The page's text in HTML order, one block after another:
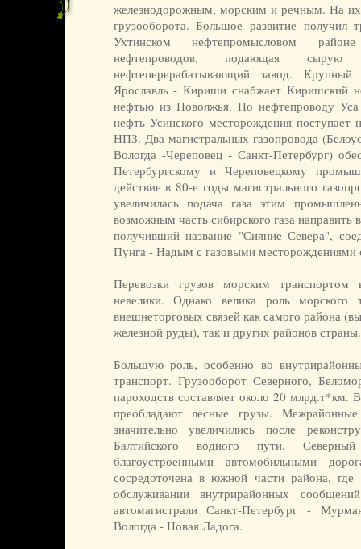
железнодорожным, морским и речным. На
грузооборота. Большое развитие получил
Ухтинском нефтепромысловом
нефтепроводов, подающая
нефтеперерабатывающий завод. Крупный
Ярославль - Кириши снабжает Киришский
нефтью из Поволжья. По нефтепроводу
нефть Усинского месторождения поступает
НПЗ. Два магистральных газопровода
Вологда -Череповец - Санкт-Петербург)
Петербургскому и Череповецкому
действие в 80-е годы магистрального
увеличилась подача газа этим
возможным часть сибирского газа
получивший название "Сияние Севера",
Пунга - Надым с газовыми месторождениями
Перевозки грузов морским транспортом
невелики. Однако велика роль морского
внешнеторговых связей как самого района
железной руды), так и других районов страны.
Большую роль, особенно во
транспорт. Грузооборот Северного,
пароходств составляет около 20 млрд.т*км.
преобладают лесные грузы.
значительно увеличились после
Балтийского водного пути.
благоустроенными автомобильными
сосредоточена в южной части района,
обслуживании внутрирайонных
автомагистрали Санкт-Петербург -
Вологда - Новая Ладога.